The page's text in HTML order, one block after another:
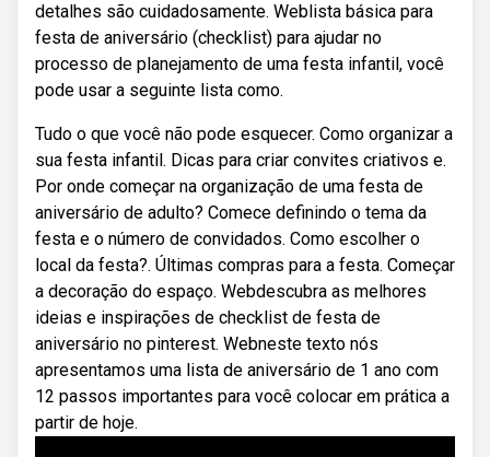
detalhes são cuidadosamente. Weblista básica para
festa de aniversário (checklist) para ajudar no
processo de planejamento de uma festa infantil, você
pode usar a seguinte lista como.
Tudo o que você não pode esquecer. Como organizar a
sua festa infantil. Dicas para criar convites criativos e.
Por onde começar na organização de uma festa de
aniversário de adulto? Comece definindo o tema da
festa e o número de convidados. Como escolher o
local da festa?. Últimas compras para a festa. Começar
a decoração do espaço. Webdescubra as melhores
ideias e inspirações de checklist de festa de
aniversário no pinterest. Webneste texto nós
apresentamos uma lista de aniversário de 1 ano com
12 passos importantes para você colocar em prática a
partir de hoje.